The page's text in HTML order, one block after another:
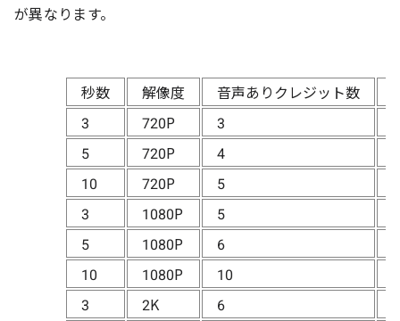
秒数 解像度 音声ありクレジット数
3
720P 3
5
720P 4
10
720P 5
3
1080P 5
5
1080P 6
10
1080P 10
3
2K 6
が異なります。